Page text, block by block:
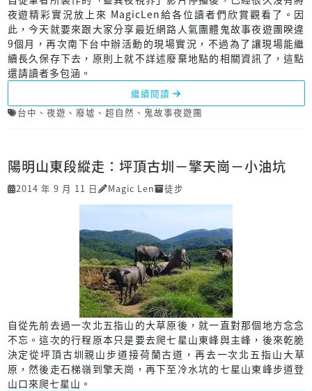
夜遊精彩實況放上來 MagicLen給各位讀者們欣賞觀看了。因
此，今天就要來跟大家分享最近網路人氣團體鬼故事夜遊團睽違
9個月，再次南下台中辦活動的現場實況，不過為了讓現場能繼
續長久保存下去，原則上就不詳述廢棄地點的相關資訊了，這點
還請讀者多包涵。
繼續閱讀
台中 、 夜遊 、 廢墟 、 超自然 、 鬼故事夜遊團
陽明山東段縱走：坪頂古圳－擎天崗－小油坑
2014 年 9 月 11 日 Magic Len 徒步
自從先前去過一次北五指山的大草原後，就一直對那個地方念念
不忘。這次的行程原本只是要去爬七星山東峰與主峰，後來乾脆
決定從坪頂古圳親山步道接荷蘭古道，再去一次北五指山大草
原，然後走石梯嶺到擎天崗，再下至冷水坑的七星山東峰步道登
山口來爬七星山。